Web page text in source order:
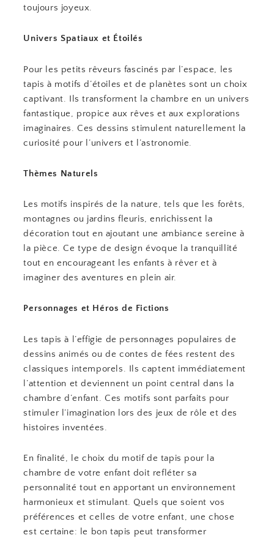
toujours joyeux.
Univers Spatiaux et Étoilés
Pour les petits rêveurs fascinés par l’espace, les
tapis à motifs d’étoiles et de planètes sont un choix
captivant. Ils transforment la chambre en un univers
fantastique, propice aux rêves et aux explorations
imaginaires. Ces dessins stimulent naturellement la
curiosité pour l’univers et l’astronomie.
Thèmes Naturels
Les motifs inspirés de la nature, tels que les forêts,
montagnes ou jardins fleuris, enrichissent la
décoration tout en ajoutant une ambiance sereine à
la pièce. Ce type de design évoque la tranquillité
tout en encourageant les enfants à rêver et à
imaginer des aventures en plein air.
Personnages et Héros de Fictions
Les tapis à l’effigie de personnages populaires de
dessins animés ou de contes de fées restent des
classiques intemporels. Ils captent immédiatement
l’attention et deviennent un point central dans la
chambre d’enfant. Ces motifs sont parfaits pour
stimuler l’imagination lors des jeux de rôle et des
histoires inventées.
En finalité, le choix du motif de tapis pour la
chambre de votre enfant doit refléter sa
personnalité tout en apportant un environnement
harmonieux et stimulant. Quels que soient vos
préférences et celles de votre enfant, une chose
est certaine: le bon tapis peut transformer